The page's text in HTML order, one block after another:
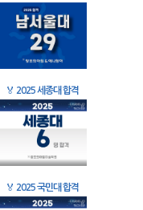
🏅 2025 세종대 합격
🏅 2025 국민대 합격